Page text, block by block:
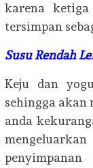
karena
tersimpan
Susu Rendah
Keju dan
sehingga akan
anda